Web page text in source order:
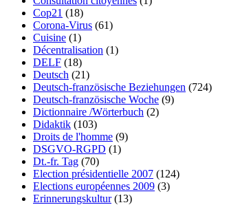
Cop21 (18)
Corona-Virus (61)
Cuisine (1)
Décentralisation (1)
DELF (18)
Deutsch (21)
Deutsch-französische Beziehungen (724)
Deutsch-französische Woche (9)
Dictionnaire /Wörterbuch (2)
Didaktik (103)
Droits de l'homme (9)
DSGVO-RGPD (1)
Dt.-fr. Tag (70)
Election présidentielle 2007 (124)
Elections européennes 2009 (3)
Erinnerungskultur(13)